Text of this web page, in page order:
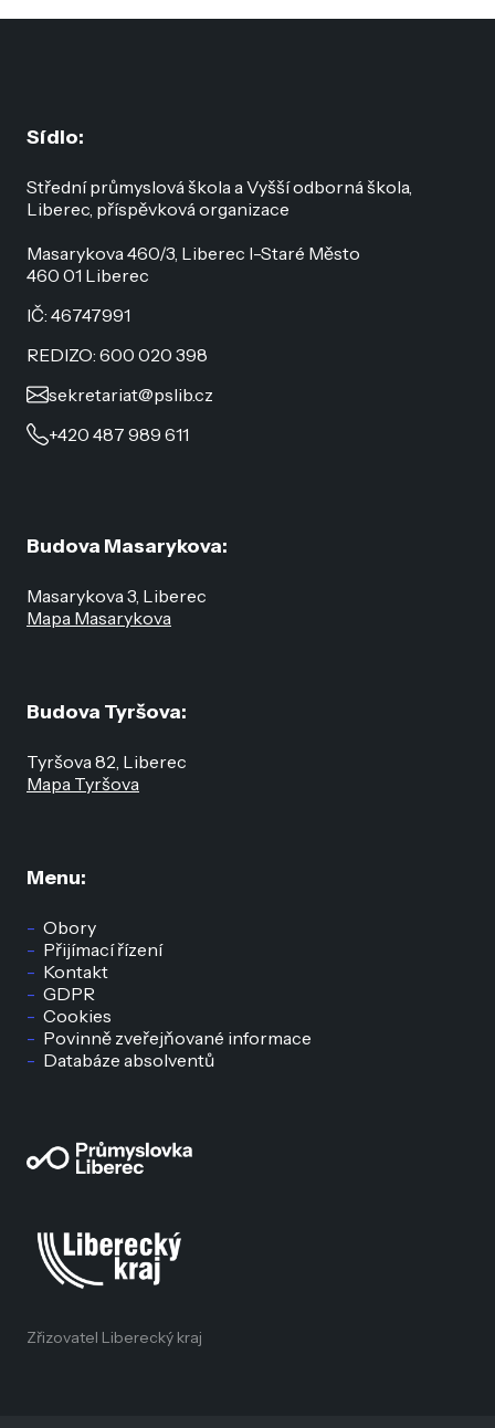
Sídlo:
Střední průmyslová škola a Vyšší odborná škola,
Liberec, příspěvková organizace
Masarykova 460/3, Liberec I-Staré Město
460 01 Liberec
IČ: 46747991
REDIZO: 600 020 398
sekretariat@pslib.cz
+420 487 989 611
Menu:
Obory
Přijímací řízení
Kontakt
GDPR
Cookies
Povinně zveřejňované informace
Databáze absolventů
Budova Masarykova:
Masarykova 3, Liberec
Mapa Masarykova
Budova Tyršova:
Tyršova 82, Liberec
Mapa Tyršova
Zřizovatel Liberecký kraj